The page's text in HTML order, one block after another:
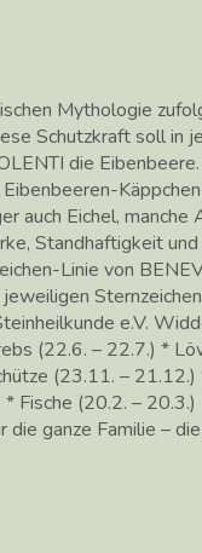
Mythologie
Schutzkraft soll in
die
auch Eichel,
Standhaftigkeit
Linie von
e.V.
(22.6. – 22.7.) *
(23.11. –
Fische (20.2. – 20.3.)
die ganze Familie –